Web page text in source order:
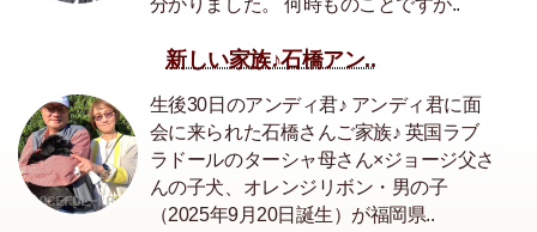
分かりました。 何時ものことですが..
新しい家族♪石橋アン..
生後30日のアンディ君♪ アンディ君に面
会に来られた石橋さんご家族♪ 英国ラブ
ラドールのターシャ母さん×ジョージ父さ
んの子犬、オレンジリボン・男の子
（2025年9月20日誕生）が福岡県..